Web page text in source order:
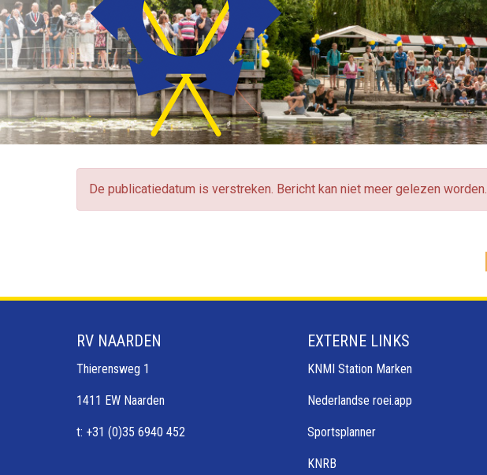
De publicatiedatum is verstreken. Bericht kan niet meer gelezen worden.
RV NAARDEN
Thierensweg 1
1411 EW Naarden
t: +31 (0)35 6940 452
EXTERNE LINKS
KNMI Station Marken
Nederlandse roei.app
Sportsplanner
KNRB